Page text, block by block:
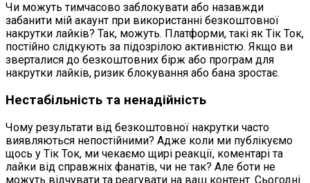
Чи можуть тимчасово заблокувати або назавжди
забанити мій акаунт при використанні безкоштовної
накрутки лайків? Так, можуть. Платформи, такі як Тік Ток,
постійно слідкують за підозрілою активністю. Якщо ви
зверталися до безкоштовних бірж або програм для
накрутки лайків, ризик блокування або бана зростає.
Нестабільність та ненадійність
Чому результати від безкоштовної накрутки часто
виявляються непостійними? Адже коли ми публікуємо
щось у Тік Ток, ми чекаємо щирі реакції, коментарі та
лайки від справжніх фанатів, чи не так? Але боти не
можуть відчувати та реагувати на ваш контент. Сьогодні